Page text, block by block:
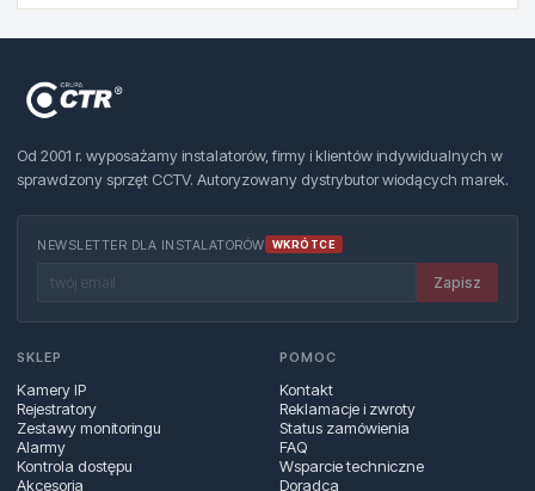
Od 2001 r. wyposażamy instalatorów, firmy i klientów indywidualnych w
sprawdzony sprzęt CCTV. Autoryzowany dystrybutor wiodących marek.
NEWSLETTER DLA INSTALATORÓW WKRÓTCE
Zapisz
SKLEP
Kamery IP
Rejestratory
Zestawy monitoringu
Alarmy
Kontrola dostępu
Akcesoria
POMOC
Kontakt
Reklamacje i zwroty
Status zamówienia
FAQ
Wsparcie techniczne
Doradca